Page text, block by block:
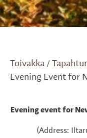
Toivakka /
Evening Event for
Evening event for
(Address: